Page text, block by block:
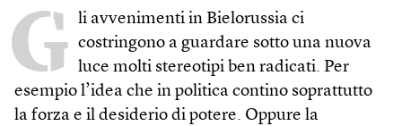
G li avvenimenti in Bielorussia ci
costringono a guardare sotto una nuova
luce molti stereotipi ben radicati. Per
esempio l’idea che in politica contino soprattutto
la forza e il desiderio di potere. Oppure la